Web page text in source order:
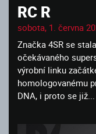
RC R
sobota, 1. června
Značka 4SR se
očekávaného
výrobní linku
homologovanému
DNA, i proto se již...